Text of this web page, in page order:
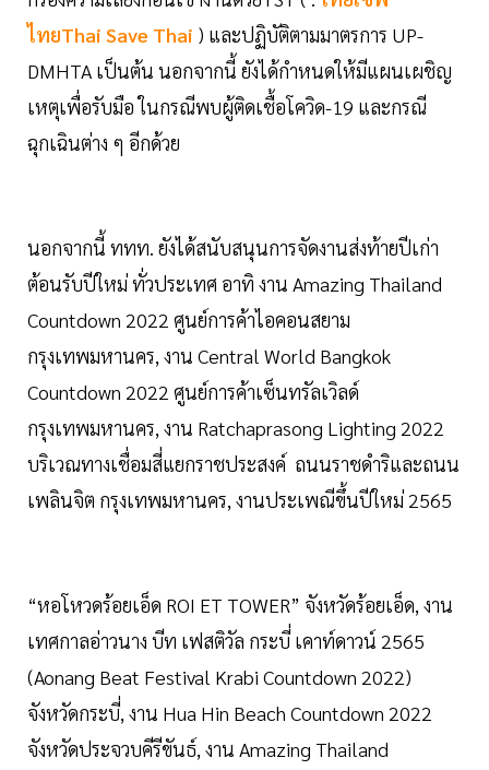
ไทยThai Save Thai ) และปฏิบัติตามมาตรการ UP-
DMHTA เป็นต้น นอกจากนี้ ยังได้กำหนดให้มีแผนเผชิญ
เหตุเพื่อรับมือ ในกรณีพบผู้ติดเชื้อโควิด-19 และกรณี
ฉุกเฉินต่าง ๆ อีกด้วย
นอกจากนี้ ททท. ยังได้สนับสนุนการจัดงานส่งท้ายปีเก่า
ต้อนรับปีใหม่ ทั่วประเทศ อาทิ งาน Amazing Thailand
Countdown 2022 ศูนย์การค้าไอคอนสยาม
กรุงเทพมหานคร, งาน Central World Bangkok
Countdown 2022 ศูนย์การค้าเซ็นทรัลเวิลด์
กรุงเทพมหานคร, งาน Ratchaprasong Lighting 2022
บริเวณทางเชื่อมสี่แยกราชประสงค์ ถนนราชดำริและถนน
เพลินจิต กรุงเทพมหานคร, งานประเพณีขึ้นปีใหม่ 2565
“หอโหวดร้อยเอ็ด ROI ET TOWER” จังหวัดร้อยเอ็ด, งาน
เทศกาลอ่าวนาง บีท เฟสติวัล กระบี่ เคาท์ดาวน์ 2565
(Aonang Beat Festival Krabi Countdown 2022)
จังหวัดกระบี่, งาน Hua Hin Beach Countdown 2022
จังหวัดประจวบคีรีขันธ์, งาน Amazing Thailand